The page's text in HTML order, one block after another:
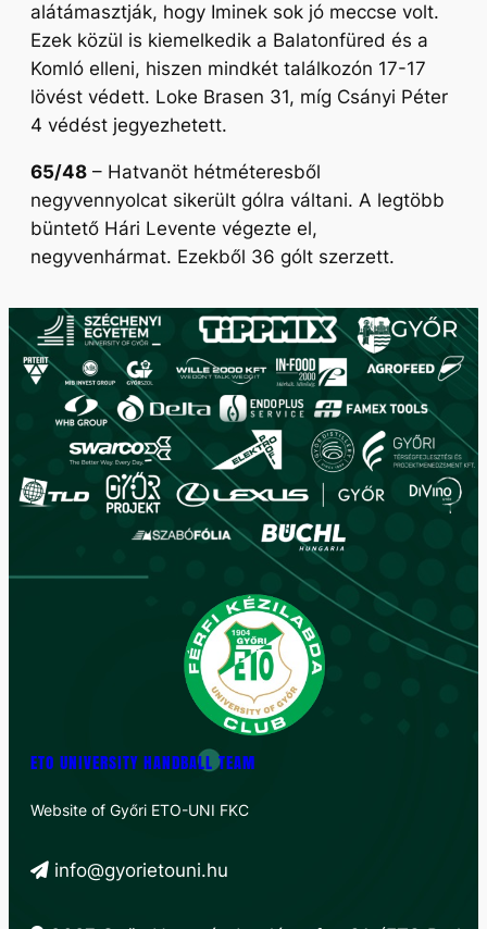
alátámasztják, hogy Iminek sok jó meccse volt.
Ezek közül is kiemelkedik a Balatonfüred és a
Komló elleni, hiszen mindkét találkozón 17-17
lövést védett. Loke Brasen 31, míg Csányi Péter
4 védést jegyezhetett.
65/48 – Hatvanöt hétméteresből
negyvennyolcat sikerült gólra váltani. A legtöbb
büntető Hári Levente végezte el,
negyvenhármat. Ezekből 36 gólt szerzett.
ETO UNIVERSITY HANDBALL TEAM
Website of Győri ETO-UNI FKC
info@gyorietouni.hu